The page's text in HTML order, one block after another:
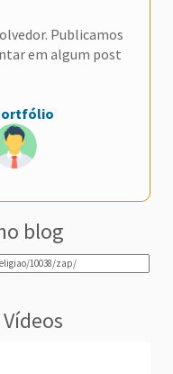
Publicamos
em algum post
blog